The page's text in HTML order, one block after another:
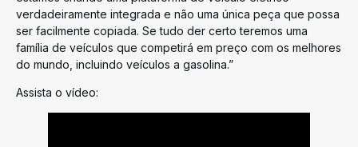
verdadeiramente integrada e não uma única peça que possa
ser facilmente copiada. Se tudo der certo teremos uma
família de veículos que competirá em preço com os melhores
do mundo, incluindo veículos a gasolina.”
Assista o vídeo: